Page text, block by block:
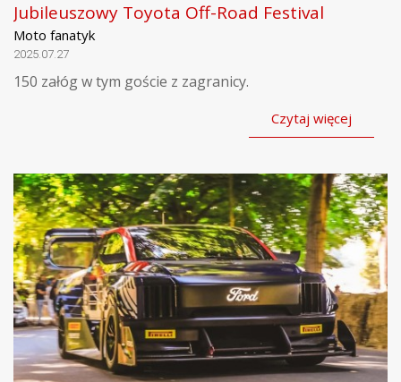
Jubileuszowy Toyota Off-Road Festival
Moto fanatyk
2025.07.27
150 załóg w tym goście z zagranicy.
Czytaj więcej